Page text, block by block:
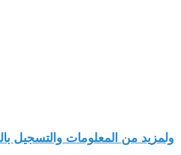
ولمزيد من المعلومات والتسجيل